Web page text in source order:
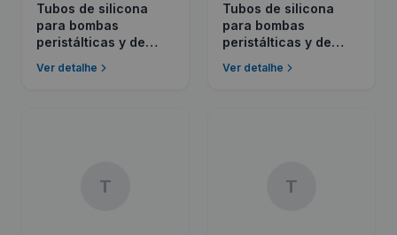
Tubos de silicona
para bombas
peristálticas y de
Ver detalhe
Tubos de silicona
para bombas
peristálticas y de
Ver detalhe
T T